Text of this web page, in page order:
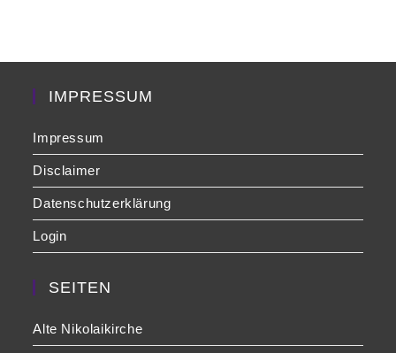
IMPRESSUM
Impressum
Disclaimer
Datenschutzerklärung
Login
SEITEN
Alte Nikolaikirche